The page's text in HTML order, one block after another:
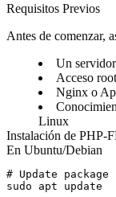
Requisitos Previos
Antes de comenzar,
Un
Acceso
Nginx o
Linux
Instalación de PHP-
En Ubuntu/Debian
# Update
sudo apt update